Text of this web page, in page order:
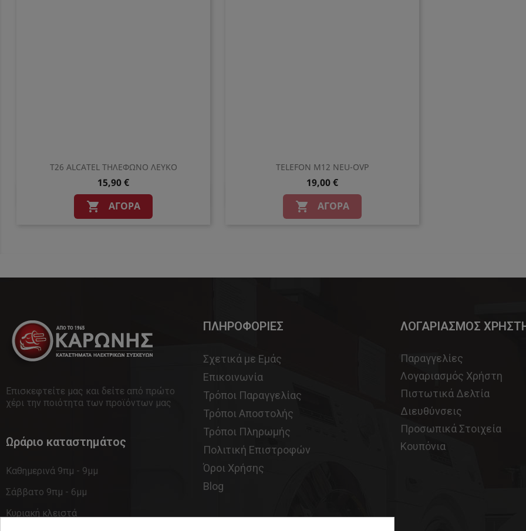
T26 ALCATEL ΤΗΛΕΦΩΝΟ ΛΕΥΚΟ
15,90 €
 ΑΓΟΡΆ
Γρήγορη προβολή
TELEFON M12 NEU-OVP
19,00 €
 ΑΓΟΡΆ
Γρήγορη προβολή
Επισκεφτείτε μας και δείτε από πρώτο
χέρι την ποιότητα των προϊόντων μας
Ωράριο καταστημάτος
Καθημερινά 9πμ - 9μμ
Σάββατο 9πμ - 6μμ
Κυριακή κλειστά
ΠΛΗΡΟΦΟΡΙΕΣ
Σχετικά με Εμάς
Επικοινωνία
Τρόποι Παραγγελίας
Τρόποι Αποστολής
Τρόποι Πληρωμής
Πολιτική Επιστροφών
Όροι Χρήσης
Blog
ΛΟΓΑΡΙΑΣΜΟΣ
Παραγγελίες
Λογαριασμός Χρήστη
Πιστωτικά Δελτία
Διευθύνσεις
Προσωπικά Στοιχεία
Κουπόνια